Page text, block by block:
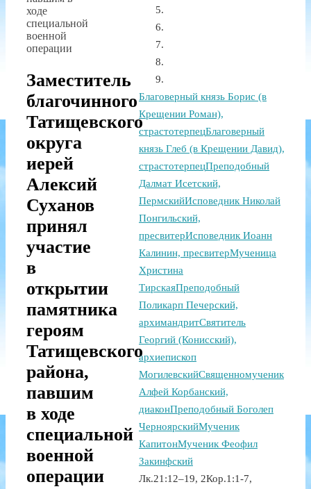
ходе
специальной
военной
операции
Заместитель
благочинного
Татищевского
округа
иерей
Алексий
Суханов
принял
участие
в
открытии
памятника
героям
Татищевского
района,
павшим
в ходе
специальной
военной
операции
Благоверный князь Борис (в
Крещении Роман),
страстотерпецБлаговерный
князь Глеб (в Крещении Давид),
страстотерпецПреподобный
Далмат Исетский,
ПермскийИсповедник Николай
Понгильский,
пресвитерИсповедник Иоанн
Калинин, пресвитерМученица
Христина
ТирскаяПреподобный
Поликарп Печерский,
архимандритСвятитель
Георгий (Конисский),
архиепископ
МогилевскийСвященномученик
Алфей Корбанский,
диаконПреподобный Боголеп
ЧерноярскийМученик
КапитонМученик Феофил
Закинфский
Лк.21:12–19, 2Кор.1:1-7,